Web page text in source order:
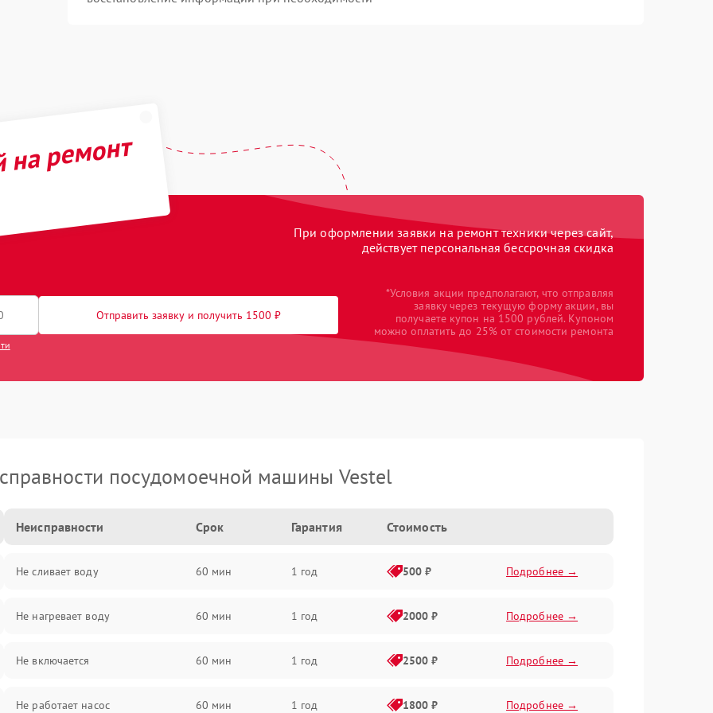
ремонт
При оформлении заявки на ремонт техники через сайт,
действует персональная бессрочная скидка
Отправить заявку и получить 1500 ₽
*Условия акции предполагают, что отправляя
заявку через текущую форму акции, вы
получаете купон на 1500 рублей. Купоном
можно оплатить до 25% от стоимости ремонта
посудомоечной машины Vestel
Неисправности Срок Гарантия Стоимость
Не сливает воду 60 мин 1 год 500 ₽ Подробнее →
Не нагревает воду 60 мин 1 год 2000 ₽ Подробнее →
Не включается 60 мин 1 год 2500 ₽ Подробнее →
Не работает насос 60 мин 1 год 1800 ₽ Подробнее →